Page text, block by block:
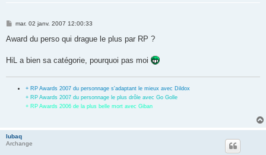
M
s
g
mar. 02 janv. 2007 12:00:33
Award du perso qui drague le plus par RP ?
HiL a bien sa catégorie, pourquoi pas moi
+ RP Awards 2007 du personnage s'adaptant le mieux avec Dildox
+ RP Awards 2007 du personnage le plus drôle avec Go Golle
+ RP Awards 2006 de la plus belle mort avec Giban
lubaq
Archange